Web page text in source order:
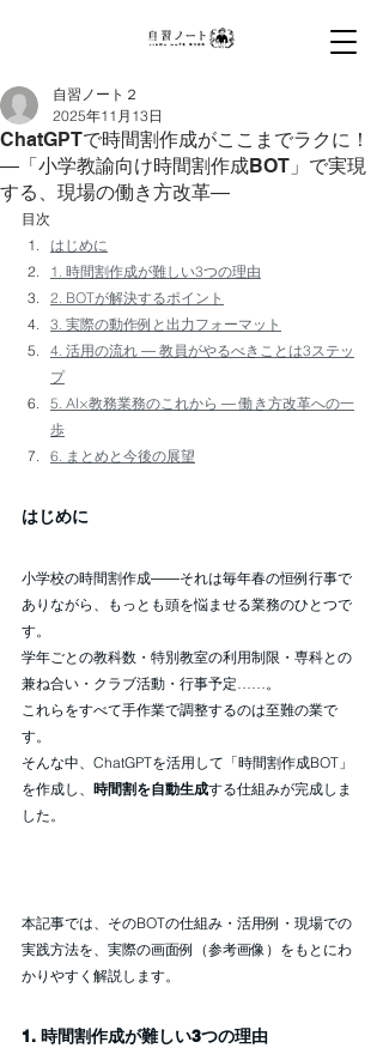
校配布ノート・商品サンプリング・保護者向け
ァミリー層に確実にリーチ。教員向け生成AI研
修AI導入支援で学校DXを支援。全国5万校・
600社以上の導入実績。
ChatGPTで時間割作成がここまでラクに！
―「小学教諭向け時間割作成BOT」で実現
する、現場の働き方改革―
自習ノート２
2025年11月13日
目次
はじめに
1. 時間割作成が難しい3つの理由
2. BOTが解決するポイント
3. 実際の動作例と出力フォーマット
4. 活用の流れ ― 教員がやるべきことは3ステッ
プ
5. AI×教務業務のこれから ― 働き方改革への一
歩
6. まとめと今後の展望
はじめに
小学校の時間割作成――それは毎年春の恒例行事で
ありながら、もっとも頭を悩ませる業務のひとつで
す。
学年ごとの教科数・特別教室の利用制限・専科との
兼ね合い・クラブ活動・行事予定……。
これらをすべて手作業で調整するのは至難の業で
す。
そんな中、ChatGPTを活用して「時間割作成BOT」
を作成し、 時間割を自動生成する仕組みが完成しま
した。
本記事では、そのBOTの仕組み・活用例・現場での
実践方法を、実際の画面例（参考画像）をもとにわ
かりやすく解説します。
1. 時間割作成が難しい3つの理由